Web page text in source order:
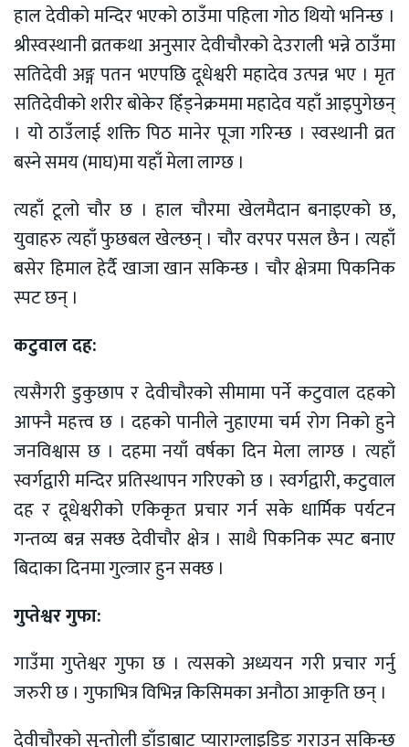
हाल देवीको मन्दिर भएको ठाउँमा पहिला गोठ थियो भनिन्छ ।
श्रीस्वस्थानी व्रतकथा अनुसार देवीचौरको देउराली भन्ने ठाउँमा
सतिदेवी अङ्ग पतन भएपछि दूधेश्वरी महादेव उत्पन्न भए । मृत
सतिदेवीको शरीर बोकेर हिँड्नेक्रममा महादेव यहाँ आइपुगेछन्
। यो ठाउँलाई शक्ति पिठ मानेर पूजा गरिन्छ । स्वस्थानी व्रत
बस्ने समय (माघ)मा यहाँ मेला लाग्छ ।
त्यहाँ टूलो चौर छ । हाल चौरमा खेलमैदान बनाइएको छ,
युवाहरु त्यहाँ फुछबल खेल्छन् । चौर वरपर पसल छैन । त्यहाँ
बसेर हिमाल हेर्दै खाजा खान सकिन्छ । चौर क्षेत्रमा पिकनिक
स्पट छन् ।
कटुवाल दह:
त्यसैगरी डुकुछाप र देवीचौरको सीमामा पर्ने कटुवाल दहको
आफ्नै महत्त्व छ । दहको पानीले नुहाएमा चर्म रोग निको हुने
जनविश्वास छ । दहमा नयाँ वर्षका दिन मेला लाग्छ । त्यहाँ
स्वर्गद्वारी मन्दिर प्रतिस्थापन गरिएको छ । स्वर्गद्वारी, कटुवाल
दह र दूधेश्वरीको एकिकृत प्रचार गर्न सके धार्मिक पर्यटन
गन्तव्य बन्न सक्छ देवीचौर क्षेत्र । साथै पिकनिक स्पट बनाए
बिदाका दिनमा गुल्जार हुन सक्छ ।
गुप्तेश्वर गुफा:
गाउँमा गुप्तेश्वर गुफा छ । त्यसको अध्ययन गरी प्रचार गर्नु
जरुरी छ । गुफाभित्र विभिन्न किसिमका अनौठा आकृति छन् ।